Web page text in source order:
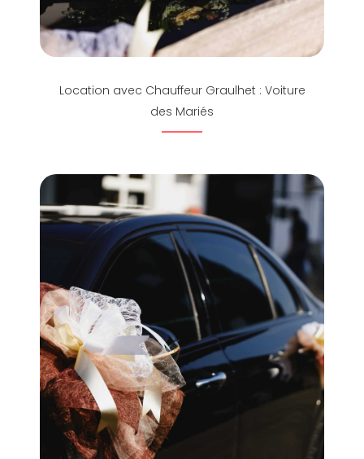
Location avec Chauffeur Graulhet : Voiture
des Mariés